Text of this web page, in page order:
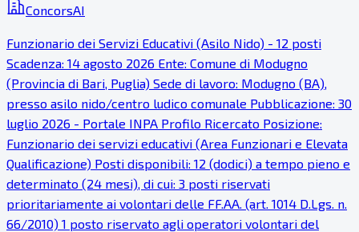
ConcorsAI
Funzionario dei Servizi Educativi (Asilo Nido) - 12 posti
Scadenza: 14 agosto 2026 Ente: Comune di Modugno
(Provincia di Bari, Puglia) Sede di lavoro: Modugno (BA),
presso asilo nido/centro ludico comunale Pubblicazione: 30
luglio 2026 - Portale INPA Profilo Ricercato Posizione:
Funzionario dei servizi educativi (Area Funzionari e Elevata
Qualificazione) Posti disponibili: 12 (dodici) a tempo pieno e
determinato (24 mesi), di cui: 3 posti riservati
prioritariamente ai volontari delle FF.AA. (art. 1014 D.Lgs. n.
66/2010) 1 posto riservato agli operatori volontari del